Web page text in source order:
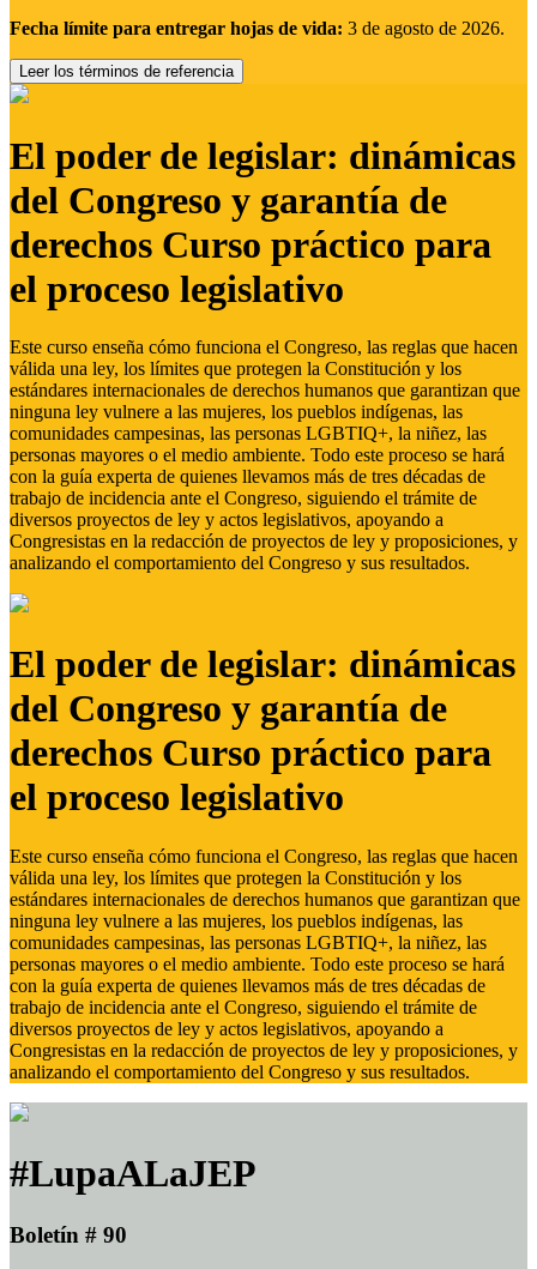
Fecha límite para entregar hojas de vida: 3 de agosto de 2026.
Leer los términos de referencia
El poder de legislar: dinámicas
del Congreso y garantía de
derechos Curso práctico para
el proceso legislativo
Este curso enseña cómo funciona el Congreso, las reglas que hacen
válida una ley, los límites que protegen la Constitución y los
estándares internacionales de derechos humanos que garantizan que
ninguna ley vulnere a las mujeres, los pueblos indígenas, las
comunidades campesinas, las personas LGBTIQ+, la niñez, las
personas mayores o el medio ambiente. Todo este proceso se hará
con la guía experta de quienes llevamos más de tres décadas de
trabajo de incidencia ante el Congreso, siguiendo el trámite de
diversos proyectos de ley y actos legislativos, apoyando a
Congresistas en la redacción de proyectos de ley y proposiciones, y
analizando el comportamiento del Congreso y sus resultados.
El poder de legislar: dinámicas
del Congreso y garantía de
derechos Curso práctico para
el proceso legislativo
Este curso enseña cómo funciona el Congreso, las reglas que hacen
válida una ley, los límites que protegen la Constitución y los
estándares internacionales de derechos humanos que garantizan que
ninguna ley vulnere a las mujeres, los pueblos indígenas, las
comunidades campesinas, las personas LGBTIQ+, la niñez, las
personas mayores o el medio ambiente. Todo este proceso se hará
con la guía experta de quienes llevamos más de tres décadas de
trabajo de incidencia ante el Congreso, siguiendo el trámite de
diversos proyectos de ley y actos legislativos, apoyando a
Congresistas en la redacción de proyectos de ley y proposiciones, y
analizando el comportamiento del Congreso y sus resultados.
#LupaALaJEP
Boletín # 90